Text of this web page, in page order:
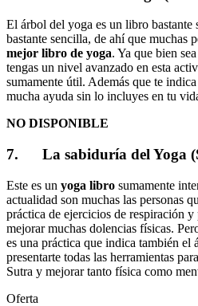
El árbol del yoga es un libro bastante
bastante sencilla, de ahí que muchas
mejor libro de yoga. Ya que bien
tengas un nivel avanzado en esta
sumamente útil. Además que te
mucha ayuda sin lo incluyes en tu
NO DISPONIBLE
7. La sabiduría del Yoga
Este es un yoga libro sumamente
actualidad son muchas las personas
práctica de ejercicios de respiración
mejorar muchas dolencias físicas.
es una práctica que indica también el
presentarte todas las herramientas
Sutra y mejorar tanto física como
Oferta